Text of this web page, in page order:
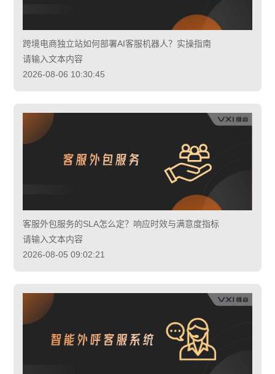
跨境电商独立站如何部署AI客服机器人？实操指南
请输入文本内容
2026-08-06 10:30:45
客服外包服务的SLA怎么定？响应时效与满意度指标
请输入文本内容
2026-08-05 09:02:21